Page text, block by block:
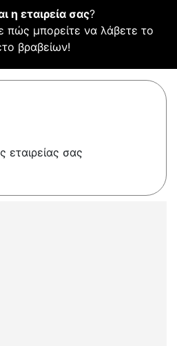
η εταιρεία σας?
πώς μπορείτε να λάβετε το
βραβείων!
εταιρείας σας